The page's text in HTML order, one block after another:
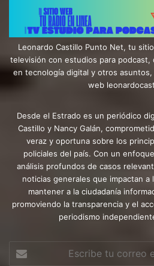
Leonardo Castillo Punto Net, tu
televisión con estudios para podcast,
en tecnología digital y otros
web
Desde el Estrado es un periódico
Castillo y Nancy Galán,
veraz y oportuna sobre los
policiales del país. Con un
análisis profundos de casos
noticias generales que impactan a
mantener a la ciudadanía
promoviendo la transparencia y el
periodismo